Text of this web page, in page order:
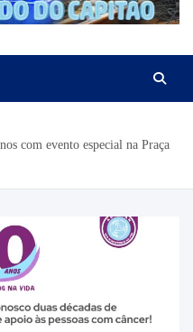
com evento especial na Praça